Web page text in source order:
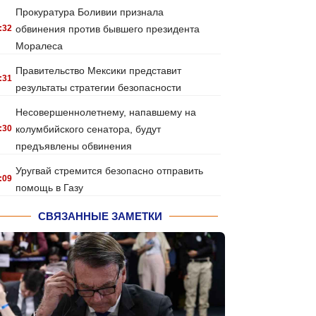
Прокуратура Боливии признала
обвинения против бывшего президента
Моралеса
Правительство Мексики представит
результаты стратегии безопасности
Несовершеннолетнему, напавшему на
колумбийского сенатора, будут
предъявлены обвинения
Уругвай стремится безопасно отправить
помощь в Газу
СВЯЗАННЫЕ ЗАМЕТКИ